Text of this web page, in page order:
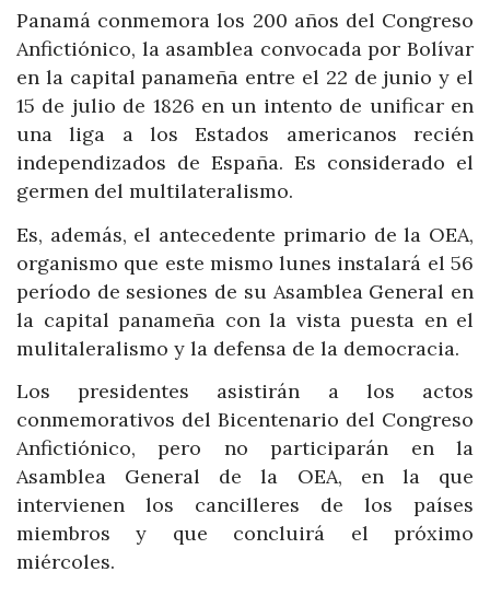
Panamá conmemora los 200 años del Congreso
Anfictiónico, la asamblea convocada por Bolívar
en la capital panameña entre el 22 de junio y el
15 de julio de 1826 en un intento de unificar en
una liga a los Estados americanos recién
independizados de España. Es considerado el
germen del multilateralismo.
Es, además, el antecedente primario de la OEA,
organismo que este mismo lunes instalará el 56
período de sesiones de su Asamblea General en
la capital panameña con la vista puesta en el
mulitaleralismo y la defensa de la democracia.
Los presidentes asistirán a los actos
conmemorativos del Bicentenario del Congreso
Anfictiónico, pero no participarán en la
Asamblea General de la OEA, en la que
intervienen los cancilleres de los países
miembros y que concluirá el próximo
miércoles.